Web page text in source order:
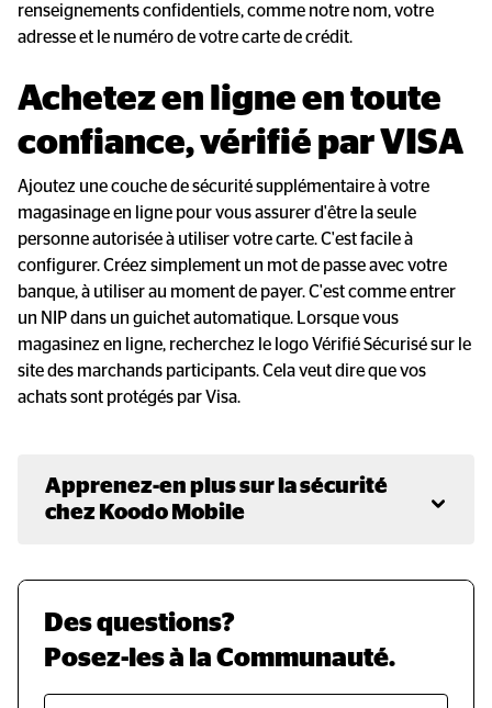
renseignements confidentiels, comme notre nom, votre
adresse et le numéro de votre carte de crédit.
Achetez en ligne en toute
confiance, vérifié par VISA
Ajoutez une couche de sécurité supplémentaire à votre
magasinage en ligne pour vous assurer d'être la seule
personne autorisée à utiliser votre carte. C'est facile à
configurer. Créez simplement un mot de passe avec votre
banque, à utiliser au moment de payer. C'est comme entrer
un NIP dans un guichet automatique. Lorsque vous
magasinez en ligne, recherchez le logo Vérifié Sécurisé sur le
site des marchands participants. Cela veut dire que vos
achats sont protégés par Visa.
Apprenez-en plus sur la sécurité
chez Koodo Mobile
Des questions?
Posez-les à la Communauté.